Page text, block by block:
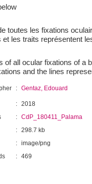
toutes les fixations
et les traits représentent
of all ocular fixations of a
and the lines
: Gentaz, Edouard
: 2018
: CdP_180411_Palama
: 298.7 kb
: image/png
: 469